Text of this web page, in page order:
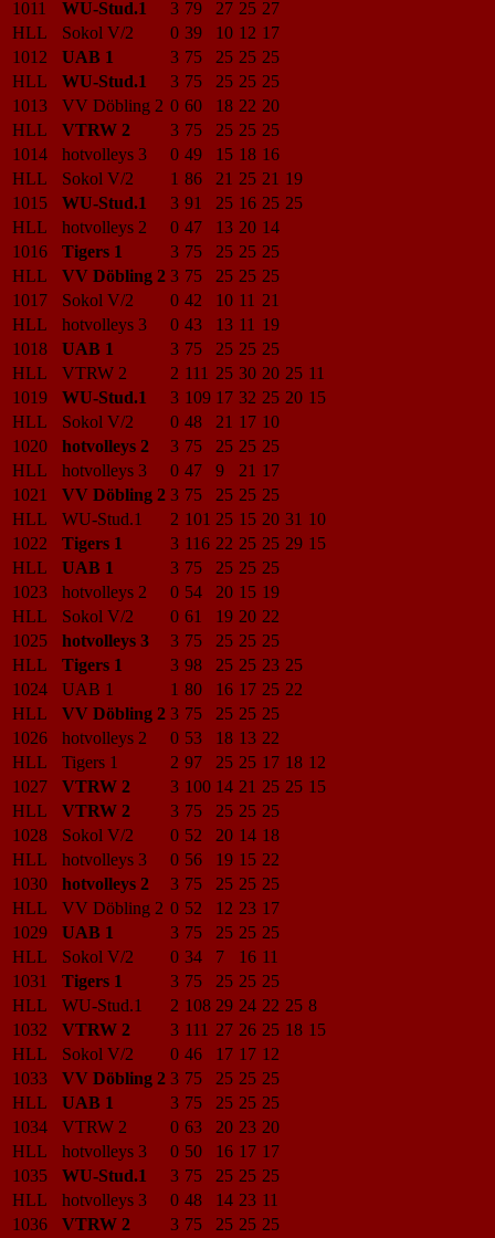
1011 WU-Stud.1 3 79 27 25 27
HLL
Sokol V/2 0 39 10 12 17
1012
UAB 1 3 75 25 25 25
HLL
WU-Stud.1 3 75 25 25 25
1013
VV Döbling 2 0 60 18 22 20
HLL
VTRW 2 3 75 25 25 25
1014
hotvolleys 3 0 49 15 18 16
HLL
Sokol V/2 1 86 21 25 21 19
1015
WU-Stud.1 3 91 25 16 25 25
HLL
hotvolleys 2 0 47 13 20 14
1016
Tigers 1 3 75 25 25 25
HLL
VV Döbling 2 3 75 25 25 25
1017
Sokol V/2 0 42 10 11 21
HLL
hotvolleys 3 0 43 13 11 19
1018
UAB 1 3 75 25 25 25
HLL
VTRW 2 2 111 25 30 20 25 11
1019
WU-Stud.1 3 109 17 32 25 20 15
HLL
Sokol V/2 0 48 21 17 10
1020
hotvolleys 2 3 75 25 25 25
HLL
hotvolleys 3 0 47 9 21 17
1021
VV Döbling 2 3 75 25 25 25
HLL
WU-Stud.1 2 101 25 15 20 31 10
1022
Tigers 1 3 116 22 25 25 29 15
HLL
UAB 1 3 75 25 25 25
1023
hotvolleys 2 0 54 20 15 19
HLL
Sokol V/2 0 61 19 20 22
1025
hotvolleys 3 3 75 25 25 25
HLL
Tigers 1 3 98 25 25 23 25
1024
UAB 1 1 80 16 17 25 22
HLL
VV Döbling 2 3 75 25 25 25
1026
hotvolleys 2 0 53 18 13 22
HLL
Tigers 1 2 97 25 25 17 18 12
1027
VTRW 2 3 100 14 21 25 25 15
HLL
VTRW 2 3 75 25 25 25
1028
Sokol V/2 0 52 20 14 18
HLL
hotvolleys 3 0 56 19 15 22
1030
hotvolleys 2 3 75 25 25 25
HLL
VV Döbling 2 0 52 12 23 17
1029
UAB 1 3 75 25 25 25
HLL
Sokol V/2 0 34 7 16 11
1031
Tigers 1 3 75 25 25 25
HLL
WU-Stud.1 2 108 29 24 22 25 8
1032
VTRW 2 3 111 27 26 25 18 15
HLL
Sokol V/2 0 46 17 17 12
1033
VV Döbling 2 3 75 25 25 25
HLL
UAB 1 3 75 25 25 25
1034
VTRW 2 0 63 20 23 20
HLL
hotvolleys 3 0 50 16 17 17
1035
WU-Stud.1 3 75 25 25 25
HLL
hotvolleys 3 0 48 14 23 11
1036
VTRW 2 3 75 25 25 25